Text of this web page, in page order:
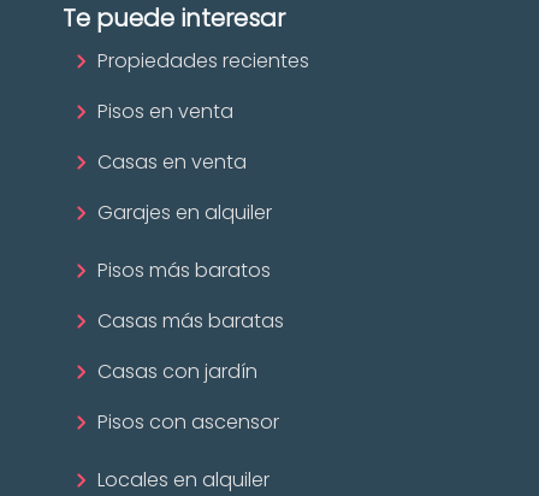
Te puede interesar
Propiedades recientes
Pisos en venta
Casas en venta
Garajes en alquiler
Pisos más baratos
Casas más baratas
Casas con jardín
Pisos con ascensor
Locales en alquiler